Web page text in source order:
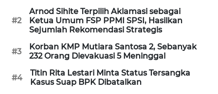
#2
Arnod Sihite Terpilih Aklamasi sebagai
Ketua Umum FSP PPMI SPSI, Hasilkan
Sejumlah Rekomendasi Strategis
#3
Korban KMP Mutiara Santosa 2, Sebanyak
232 Orang Dievakuasi 5 Meninggal
#4
Titin Rita Lestari Minta Status Tersangka
Kasus Suap BPK Dibatalkan
WALINKI
ID
MAWAKA